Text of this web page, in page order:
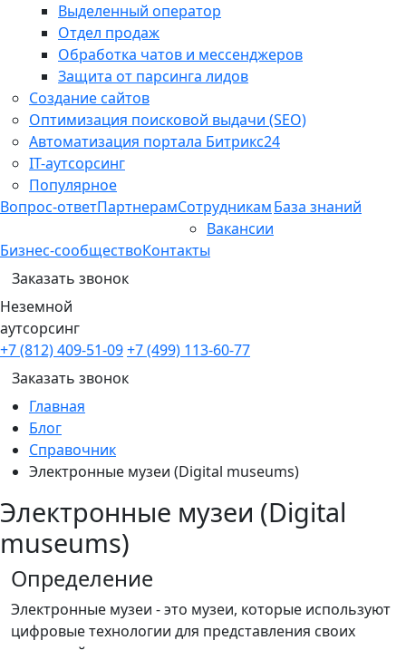
Выделенный оператор
Отдел продаж
Обработка чатов и мессенджеров
Защита от парсинга лидов
Создание сайтов
Оптимизация поисковой выдачи (SEO)
Автоматизация портала Битрикс24
IT-аутсорсинг
Популярное
Вопрос-ответПартнерамСотрудникам
Вакансии
База знаний
Бизнес-сообществоКонтакты
Заказать звонок
Неземной
аутсорсинг
+7 (812) 409-51-09+7 (499) 113-60-77
Заказать звонок
Главная
Блог
Справочник
Электронные музеи (Digital museums)
Электронные музеи (Digital
museums)
Определение
Электронные музеи - это музеи, которые используют
цифровые технологии для представления своих